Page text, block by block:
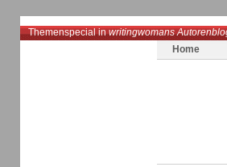
Themenspecial inwritingwomans
Home